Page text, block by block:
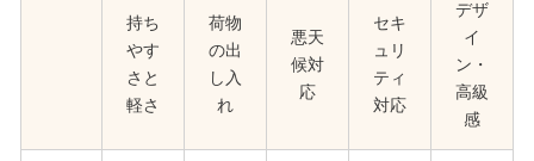
持ち
やす
さと
軽さ
荷物
の出
し入
れ
悪天
候対
応
セキ
ュリ
ティ
対応
デザ
イ
ン・
高級
感